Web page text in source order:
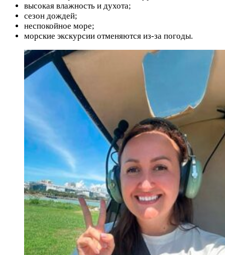
высокая влажность и духота;
сезон дождей;
неспокойное море;
морские экскурсии отменяются из-за погоды.